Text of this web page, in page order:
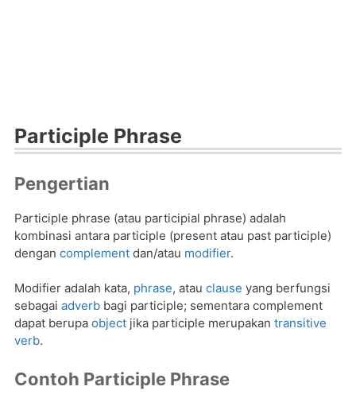
Participle Phrase
Pengertian
Participle phrase (atau participial phrase) adalah
kombinasi antara participle (present atau past participle)
dengan complement dan/atau modifier.
Modifier adalah kata, phrase, atau clause yang berfungsi
sebagai adverb bagi participle; sementara complement
dapat berupa object jika participle merupakan transitive
verb.
Contoh Participle Phrase